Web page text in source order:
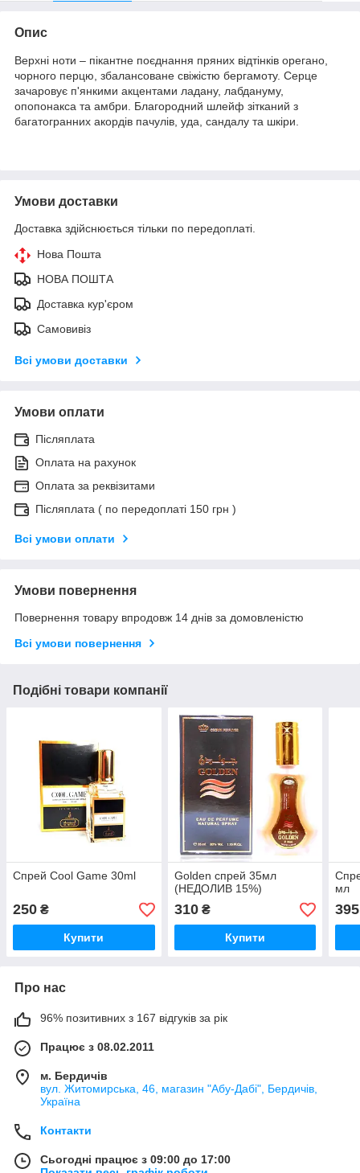
Опис
Верхні ноти – пікантне поєднання пряних відтінків орегано,
чорного перцю, збалансоване свіжістю бергамоту. Серце
зачаровує п'янкими акцентами ладану, лабдануму,
опопонакса та амбри. Благородний шлейф зітканий з
багатогранних акордів пачулів, уда, сандалу та шкіри.
Умови доставки
Доставка здійснюється тільки по передоплаті.
Нова Пошта
НОВА ПОШТА
Доставка кур'єром
Самовивіз
Всі умови доставки
Умови оплати
Післяплата
Оплата на рахунок
Оплата за реквізитами
Післяплата ( по передоплаті 150 грн )
Всі умови оплати
Умови повернення
Повернення товару впродовж 14 днів за домовленістю
Всі умови повернення
Подібні товари компанії
Спрей Cool Game 30ml
250 ₴
Купити
Golden спрей 35мл
(НЕДОЛИВ 15%)
310₴
Купити
мл
395
Про нас
96% позитивних з 167 відгуків за рік
Працює з 08.02.2011
м. Бердичів
вул. Житомирська, 46, магазин "Абу-Дабі", Бердичів,
Україна
Контакти
Сьогодні працює з 09:00 до 17:00